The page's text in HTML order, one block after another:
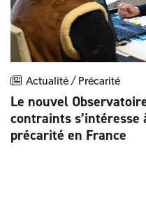
Actualité / Précarité
Le nouvel
contraints s’intéresse
précarité en France